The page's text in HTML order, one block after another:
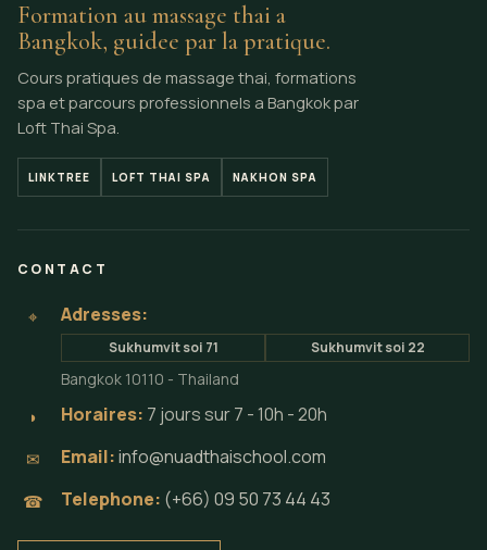
Formation au massage thai a
Bangkok, guidee par la pratique.
Cours pratiques de massage thai, formations
spa et parcours professionnels a Bangkok par
Loft Thai Spa.
LINKTREE LOFT THAI SPA NAKHON SPA
CONTACT
⌖ Adresses:
Sukhumvit soi 71 Sukhumvit soi 22
Bangkok 10110 - Thailand
◗ Horaires: 7 jours sur 7 - 10h - 20h
✉ Email:info@nuadthaischool.com
☎ Telephone: (+66) 09 50 73 44 43